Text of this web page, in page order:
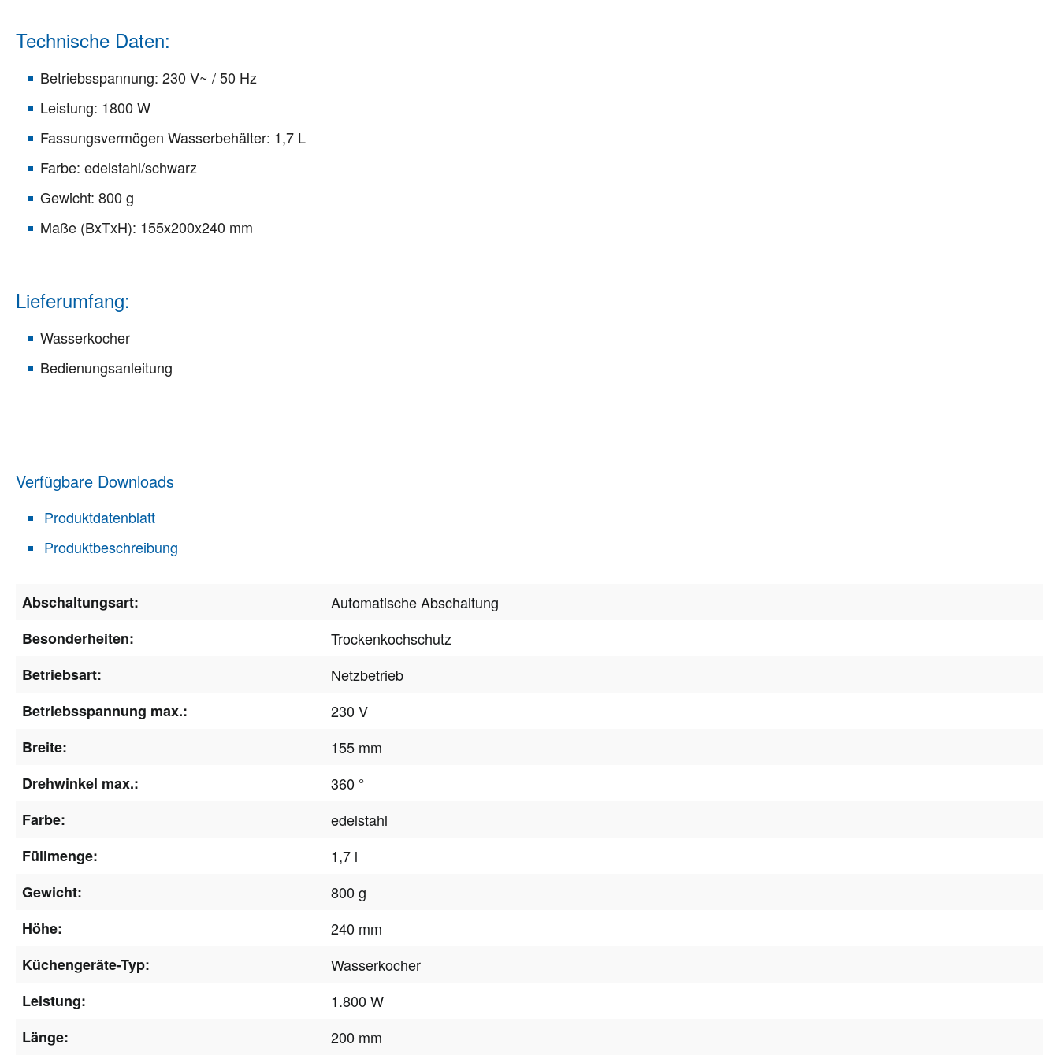
Technische Daten:
Betriebsspannung: 230 V~ / 50 Hz
Leistung: 1800 W
Fassungsvermögen Wasserbehälter: 1,7 L
Farbe: edelstahl/schwarz
Gewicht: 800 g
Maße (BxTxH): 155x200x240 mm
Lieferumfang:
Wasserkocher
Bedienungsanleitung
Verfügbare Downloads
Produktdatenblatt
Produktbeschreibung
Abschaltungsart:
Automatische Abschaltung
Besonderheiten:
Trockenkochschutz
Betriebsart:
Netzbetrieb
Betriebsspannung max.:
230 V
Breite:
155 mm
Drehwinkel max.:
360 °
Farbe:
edelstahl
Füllmenge:
1,7 l
Gewicht:
800 g
Höhe:
240 mm
Küchengeräte-Typ:
Wasserkocher
Leistung:
1.800 W
Länge:
200 mm